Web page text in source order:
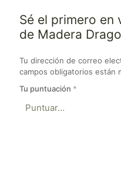
Sé el primero en
de Madera
Tu dirección de correo
campos obligatorios están
Tu puntuación *